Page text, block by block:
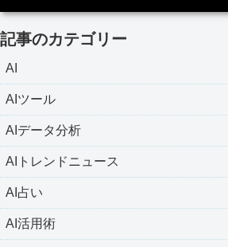
記事のカテゴリー
AI
AIツール
AIデータ分析
AIトレンドニュース
AI占い
AI活用術